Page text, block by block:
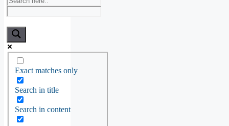
Exact matches only
Search in title
Search in content